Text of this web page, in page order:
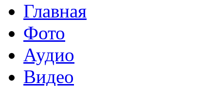
Главная
Фото
Аудио
Видео